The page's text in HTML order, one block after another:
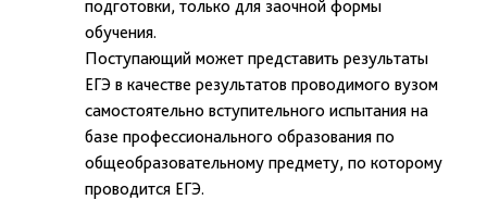
подготовки, только для заочной формы
обучения.
Поступающий может представить результаты
ЕГЭ в качестве результатов проводимого вузом
самостоятельно вступительного испытания на
базе профессионального образования по
общеобразовательному предмету, по которому
проводится ЕГЭ.